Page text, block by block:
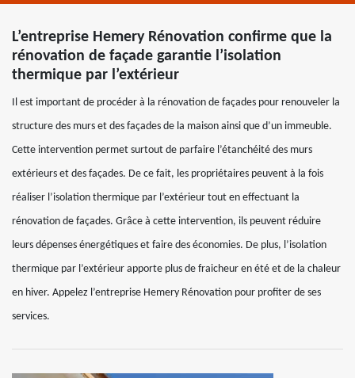
L’entreprise Hemery Rénovation confirme que la
rénovation de façade garantie l’isolation
thermique par l’extérieur
Il est important de procéder à la rénovation de façades pour renouveler la
structure des murs et des façades de la maison ainsi que d’un immeuble.
Cette intervention permet surtout de parfaire l’étanchéité des murs
extérieurs et des façades. De ce fait, les propriétaires peuvent à la fois
réaliser l’isolation thermique par l’extérieur tout en effectuant la
rénovation de façades. Grâce à cette intervention, ils peuvent réduire
leurs dépenses énergétiques et faire des économies. De plus, l’isolation
thermique par l’extérieur apporte plus de fraicheur en été et de la chaleur
en hiver. Appelez l’entreprise Hemery Rénovation pour profiter de ses
services.